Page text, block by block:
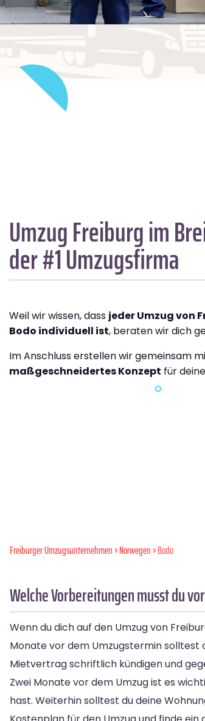
Umzug Freiburg im
der #1 Umzugsfirma
Weil wir wissen, dass jeder Umzug von
Bodo individuell ist, beraten wir dich
Im Anschluss erstellen wir gemeinsam
maßgeschneidertes Konzept für
Freiburger Umzugsunternehmen»Norwegen» Bodo
Welche Vorbereitungen musst du
Wenn du dich auf den Umzug von
Monate vor dem Umzugstermin
Mietvertrag schriftlich kündigen und
Zwei Monate vor dem Umzug ist es
hast. Weiterhin solltest du deine